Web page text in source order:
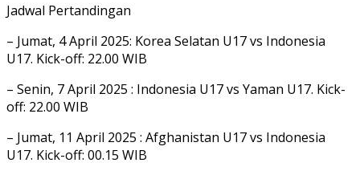
Jadwal Pertandingan
– Jumat, 4 April 2025: Korea Selatan U17 vs Indonesia
U17. Kick-off: 22.00 WIB
– Senin, 7 April 2025 : Indonesia U17 vs Yaman U17. Kick-
off: 22.00 WIB
– Jumat, 11 April 2025 : Afghanistan U17 vs Indonesia
U17. Kick-off: 00.15 WIB